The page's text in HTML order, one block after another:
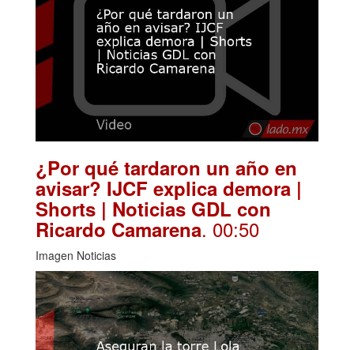
¿Por qué tardaron un año en
avisar? IJCF explica demora |
Shorts | Noticias GDL con
Ricardo Camarena. 00:50
Imagen Noticias